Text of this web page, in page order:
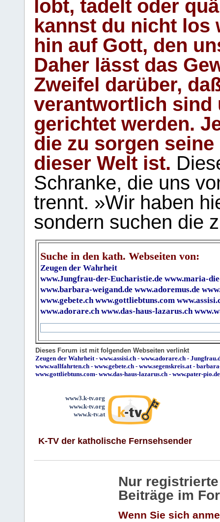
lobt, tadelt oder
kannst du nicht los
hin auf Gott, den
Daher lässt das
Zweifel darüber,
verantwortlich sind
gerichtet werden.
die zu sorgen
dieser Welt ist.
Schranke, die uns
trennt. »Wir haben
sondern suchen die
Suche in den kath. Webseiten von:
Zeugen der Wahrheit
www.Jungfrau-der-Eucharistie.de www.maria-
www.barbara-weigand.de www.adoremus.de
www.gebete.ch www.gottliebtuns.com
www.adorare.ch www.das-haus-lazarus.ch
Dieses Forum ist mit folgenden Webseiten verlinkt
Zeugen der Wahrheit - www.assisi.ch - www.adorare.ch -
www.wallfahrten.ch - www.gebete.ch - www.segenskreis.at -
www.gottliebtuns.com- www.das-haus-lazarus.ch - www.pater-pio.de
www3.k-tv.org
www.k-tv.org
www.k-tv.at
K-TV der katholische Fernsehsender
Nur
Beiträge im
Wenn Sie sich